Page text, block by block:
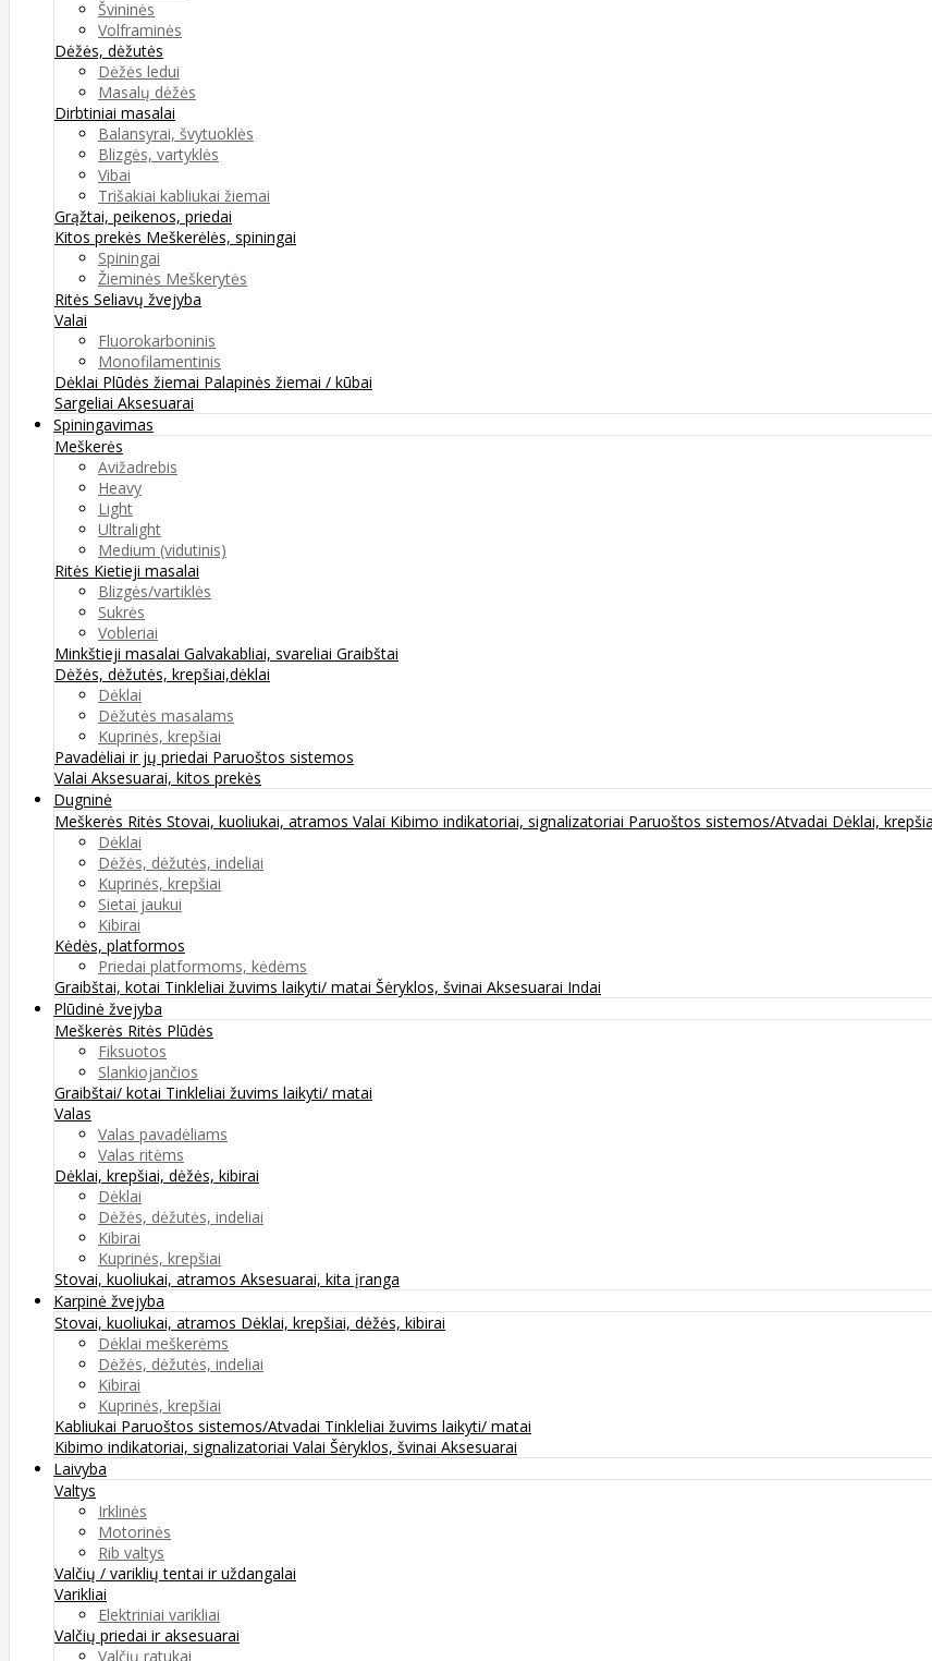
Švininės
Volframinės
Dėžės, dėžutės
Dėžės ledui
Masalų dėžės
Dirbtiniai masalai
Balansyrai, švytuoklės
Blizgės, vartyklės
Vibai
Trišakiai kabliukai žiemai
Grąžtai, peikenos, priedai
Kitos prekės Meškerėlės, spiningai
Spiningai
Žieminės Meškerytės
Ritės Seliavų žvejyba
Valai
Fluorokarboninis
Monofilamentinis
Dėklai Plūdės žiemai Palapinės žiemai / kūbai
Sargeliai Aksesuarai
Spiningavimas
Meškerės
Avižadrebis
Heavy
Light
Ultralight
Medium (vidutinis)
Ritės Kietieji masalai
Blizgės/vartiklės
Sukrės
Vobleriai
Minkštieji masalai Galvakabliai, svareliai Graibštai
Dėžės, dėžutės, krepšiai,dėklai
Dėklai
Dėžutės masalams
Kuprinės, krepšiai
Pavadėliai ir jų priedai Paruoštos sistemos
Valai Aksesuarai, kitos prekės
Dugninė
Meškerės Ritės Stovai, kuoliukai, atramos Valai Kibimo indikatoriai, signalizatoriai Paruoštos sistemos/Atvadai Dėklai,
Dėklai
Dėžės, dėžutės, indeliai
Kuprinės, krepšiai
Sietai jaukui
Kibirai
Kėdės, platformos
Priedai platformoms, kėdėms
Graibštai, kotai Tinkleliai žuvims laikyti/ matai Šėryklos, švinai Aksesuarai Indai
Plūdinė žvejyba
Meškerės Ritės Plūdės
Fiksuotos
Slankiojančios
Graibštai/ kotai Tinkleliai žuvims laikyti/ matai
Valas
Valas pavadėliams
Valas ritėms
Dėklai, krepšiai, dėžės, kibirai
Dėklai
Dėžės, dėžutės, indeliai
Kibirai
Kuprinės, krepšiai
Stovai, kuoliukai, atramos Aksesuarai, kita įranga
Karpinė žvejyba
Stovai, kuoliukai, atramos Dėklai, krepšiai, dėžės, kibirai
Dėklai meškerėms
Dėžės, dėžutės, indeliai
Kibirai
Kuprinės, krepšiai
Kabliukai Paruoštos sistemos/Atvadai Tinkleliai žuvims laikyti/ matai
Kibimo indikatoriai, signalizatoriai Valai Šėryklos, švinai Aksesuarai
Laivyba
Valtys
Irklinės
Motorinės
Rib valtys
Valčių / variklių tentai ir uždangalai
Varikliai
Elektriniai varikliai
Valčių priedai ir aksesuarai
Valčių ratukai